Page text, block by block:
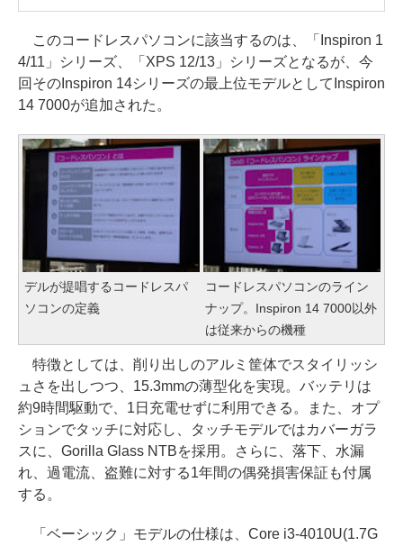
このコードレスパソコンに該当するのは、「Inspiron 1
4/11」シリーズ、「XPS 12/13」シリーズとなるが、今
回そのInspiron 14シリーズの最上位モデルとしてInspiron
14 7000が追加された。
デルが提唱するコードレスパ
ソコンの定義
コードレスパソコンのライン
ナップ。Inspiron 14 7000以外
は従来からの機種
特徴としては、削り出しのアルミ筐体でスタイリッシ
ュさを出しつつ、15.3mmの薄型化を実現。バッテリは
約9時間駆動で、1日充電せずに利用できる。また、オプ
ションでタッチに対応し、タッチモデルではカバーガラ
スに、Gorilla Glass NTBを採用。さらに、落下、水漏
れ、過電流、盗難に対する1年間の偶発損害保証も付属
する。
「ベーシック」モデルの仕様は、Core i3-4010U(1.7G